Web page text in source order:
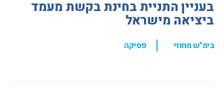
בעניין התניית בחינת בקשת מעמד
ביציאה מישראל
בימ"ש מחוזי , פסיקה